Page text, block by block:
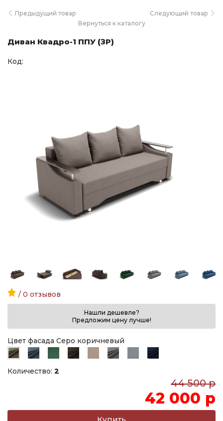
Предыдущий товар
Следующий товар
Вернуться к каталогу
Диван Квадро-1 ППУ (ЗР)
Код:
/ 0 отзывов
Нашли дешевле?
Предложим цену лучше!
Цвет фасада Серо коричневый
Количество: 2
44 500 р
42 000 р